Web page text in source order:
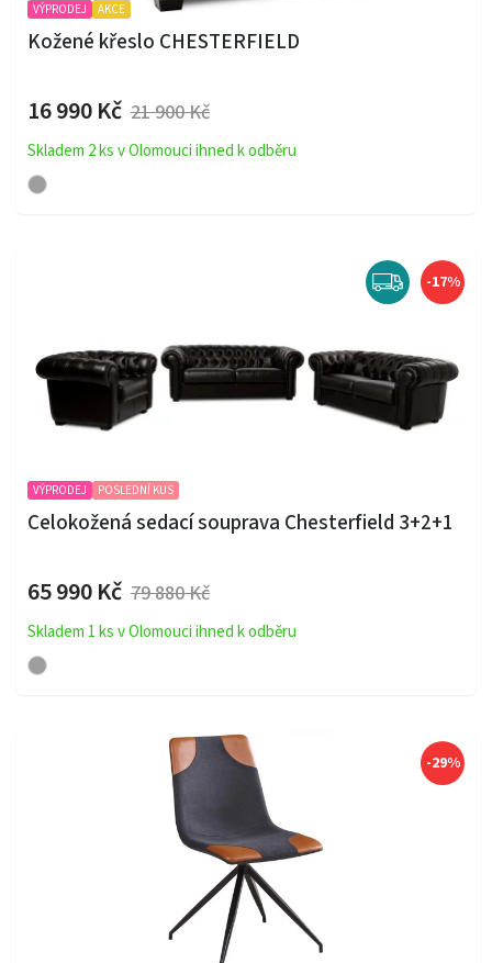
VÝPRODEJ AKCE
Kožené křeslo CHESTERFIELD
16 990 Kč 21 900 Kč
Skladem 2 ks v Olomouci ihned k odběru
-17%
VÝPRODEJ POSLEDNÍ KUS
Celokožená sedací souprava Chesterfield 3+2+1
65 990 Kč 79 880 Kč
Skladem 1 ks v Olomouci ihned k odběru
-29%